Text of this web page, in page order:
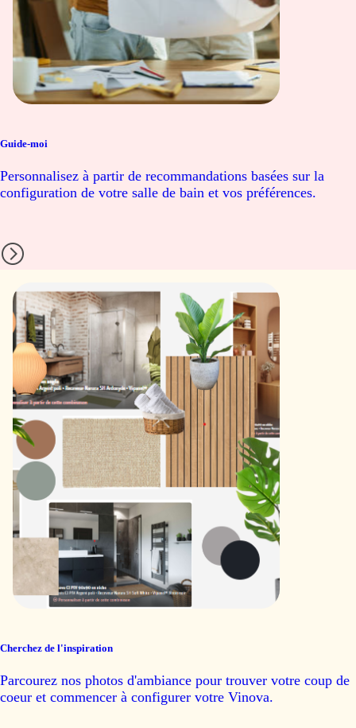
Guide-moi
Personnalisez à partir de recommandations basées sur la
configuration de votre salle de bain et vos préférences.
Cherchez de l'inspiration
Parcourez nos photos d'ambiance pour trouver votre coup de
coeur et commencer à configurer votre Vinova.